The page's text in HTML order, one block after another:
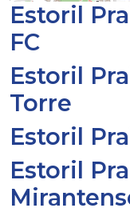
Estoril
FC
Estoril
Torre
Estoril
Estoril